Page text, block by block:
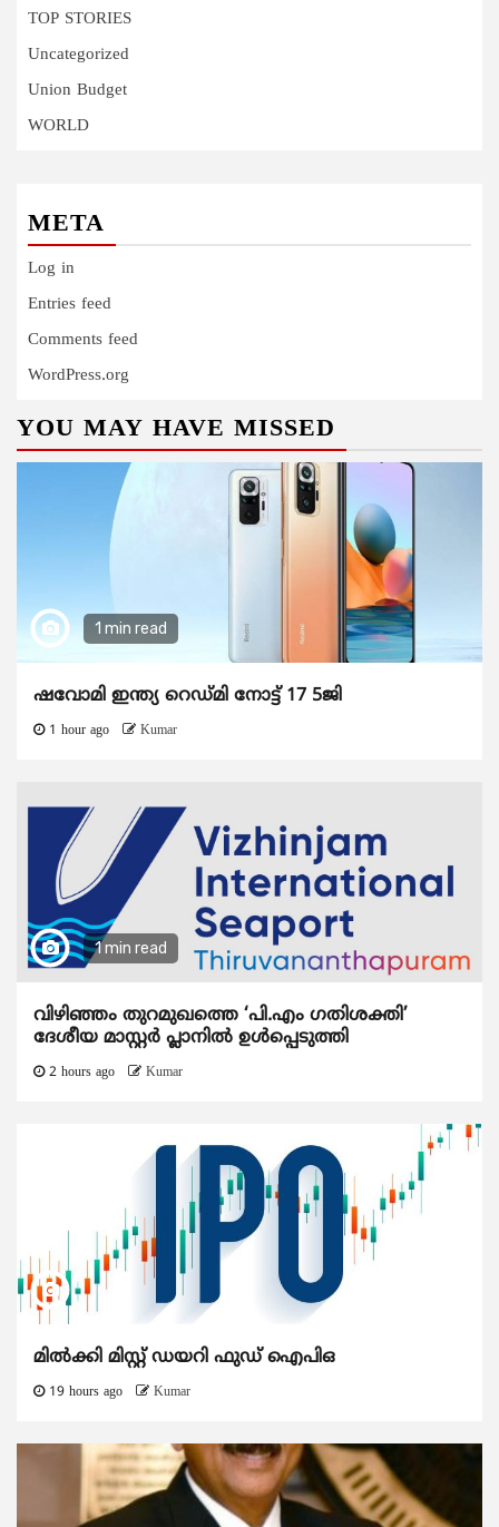
TOP STORIES
Uncategorized
Union Budget
WORLD
META
Log in
Entries feed
Comments feed
WordPress.org
YOU MAY HAVE MISSED
1 min read
ഷവോമി ഇന്ത്യ റെഡ്മി നോട്ട് 17 5ജി
1 hour ago Kumar
1 min read
വിഴിഞ്ഞം തുറമുഖത്തെ ‘പി.എം ഗതിശക്തി’
ദേശീയ മാസ്റ്റർ പ്ലാനിൽ ഉൾപ്പെടുത്തി
2 hours ago Kumar
മിൽക്കി മിസ്റ്റ് ഡയറി ഫുഡ് ഐപിഒ
19 hours ago Kumar